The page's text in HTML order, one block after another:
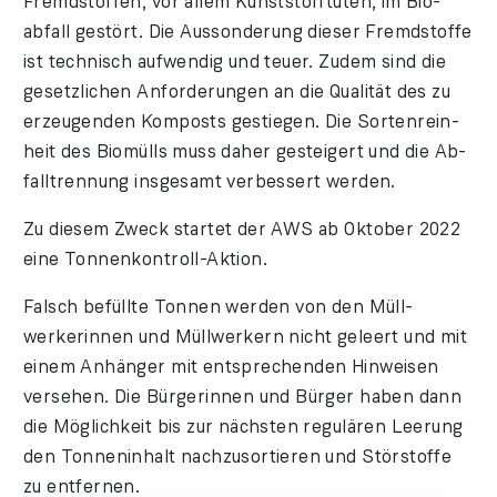
abfall ge­stört. Die Aus­son­der­ung die­ser Fremd­stof­fe
ist tech­nisch auf­wendig und teuer. Zu­dem sind die
ge­setzlichen An­for­der­ungen an die Quali­tät des zu
erzeu­genden Komposts ge­stiegen. Die Sorten­rein­
heit des Bio­mülls muss da­her ge­steigert und die Ab­
fall­tren­nung ins­ge­samt ver­bes­sert wer­den.
Zu diesem Zweck star­tet der AWS ab Oktober 2022
eine Ton­nen­kon­troll-Aktion.
Falsch befül­lte Ton­nen wer­den von den Müll­
werker­innen und Müll­wer­kern nicht ge­leert und mit
einem An­hänger mit ent­sprechenden Hin­weisen
ver­sehen. Die Bürger­in­nen und Bür­ger ha­ben dann
die Möglich­keit bis zur nächs­ten re­gu­lären Leer­ung
den Ton­nen­in­halt nach­zu­sor­tieren und Stör­stof­fe
zu ent­fern­en.